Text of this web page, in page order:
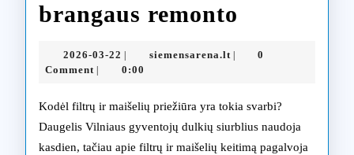
brangaus remonto
ir
maišelių
2026-03-22 2026-
03-
siemensarena.ltsiemensarena.lt
0
Comment
0:00
Kodėl filtrų ir maišelių priežiūra yra tokia svarbi?
Daugelis Vilniaus gyventojų dulkių siurblius naudoja
kasdien, tačiau apie filtrų ir maišelių keitimą pagalvoja